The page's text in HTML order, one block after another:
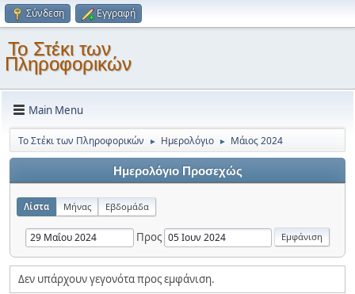
Σύνδεση Εγγραφή
Το Στέκι των
Πληροφορικών
Main Menu
Το Στέκι των Πληροφορικών ► Ημερολόγιο ► Μάιος 2024
Ημερολόγιο Προσεχώς
Λίστα Μήνας Εβδομάδα
Προς
Δεν υπάρχουν γεγονότα προς εμφάνιση.